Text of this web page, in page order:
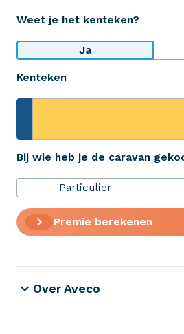
Weet je het kenteken?
Ja
Kenteken
Bij wie heb je de caravan
Particulier
Premie berekenen
Bekijk wat anderen
+31 (0)523 - 20 80 30
Verzekeringen
Over Aveco